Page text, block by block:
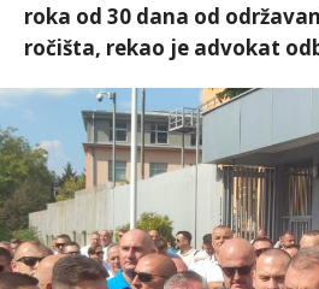
roka od 30 dana od
ročišta, rekao je advokat